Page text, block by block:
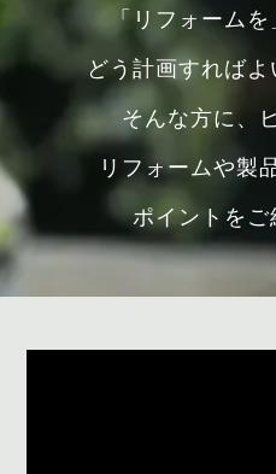
「リフォーム
どう計画すれば
そんな方に、
リフォームや製
ポイントをご